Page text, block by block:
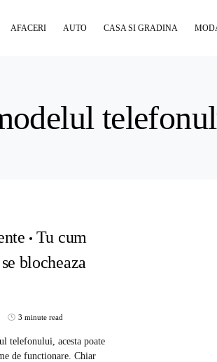
AFACERI AUTO CASA SI GRADINA
Tu cum
blocheaza
3 minute read
telefonului, acesta poate
de functionare. Chiar